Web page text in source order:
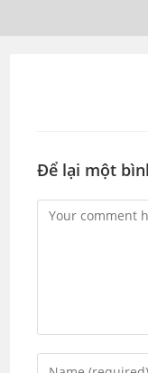
Để lại một
Comment
Enter